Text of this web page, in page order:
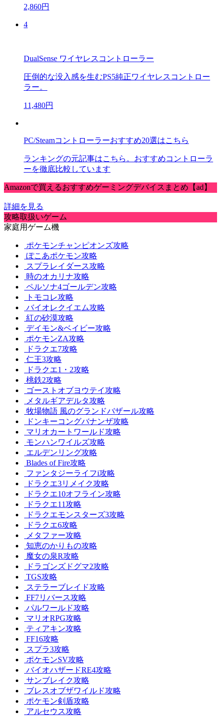
2,860円
4
DualSense ワイヤレスコントローラー
圧倒的な没入感を生むPS5純正ワイヤレスコントロー
ラー。
11,480円
PC/Steamコントローラーおすすめ20選はこちら
ランキングの元記事はこちら。おすすめコントローラ
ーを徹底比較しています
Amazonで買えるおすすめゲーミングデバイスまとめ【ad】
詳細を見る
攻略取扱いゲーム
家庭用ゲーム機
ポケモンチャンピオンズ攻略
ぽこあポケモン攻略
スプラレイダース攻略
時のオカリナ攻略
ペルソナ4ゴールデン攻略
トモコレ攻略
バイオレクイエム攻略
紅の砂漠攻略
デイモン&ベイビー攻略
ポケモンZA攻略
ドラクエ7攻略
仁王3攻略
ドラクエ1・2攻略
桃鉄2攻略
ゴーストオブヨウテイ攻略
メタルギアデルタ攻略
牧場物語 風のグランドバザール攻略
ドンキーコングバナンザ攻略
マリオカートワールド攻略
モンハンワイルズ攻略
エルデンリング攻略
Blades of Fire攻略
ファンタジーライフi攻略
ドラクエ3リメイク攻略
ドラクエ10オフライン攻略
ドラクエ11攻略
ドラクエモンスターズ3攻略
ドラクエ6攻略
メタファー攻略
知恵のかりもの攻略
魔女の泉R攻略
ドラゴンズドグマ2攻略
TGS攻略
ステラーブレイド攻略
FF7リバース攻略
パルワールド攻略
マリオRPG攻略
ティアキン攻略
FF16攻略
スプラ3攻略
ポケモンSV攻略
バイオハザードRE4攻略
サンブレイク攻略
ブレスオブザワイルド攻略
ポケモン剣盾攻略
アルセウス攻略